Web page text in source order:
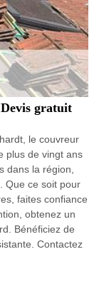
gratuit
le couvreur
plus de vingt ans
dans la région,
Que ce soit pour
faites confiance
obtenez un
Bénéficiez de
Contactez